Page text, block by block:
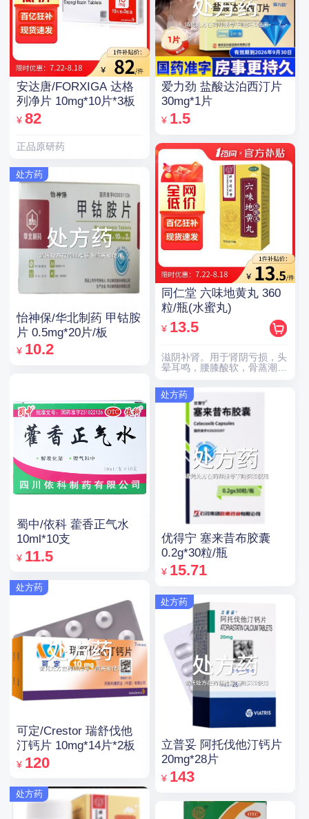
安达唐/FORXIGA 达格
列净片 10mg*10片*3板
¥ 82
正品原研药
处方药
怡神保/华北制药 甲钴胺
片 0.5mg*20片/板
¥ 10.2
蜀中/依科 藿香正气水
10ml*10支
¥ 11.5
处方药
可定/Crestor 瑞舒伐他
汀钙片 10mg*14片*2板
¥ 120
处方药
爱力劲 盐酸达泊西汀片
30mg*1片
¥ 1.5
同仁堂 六味地黄丸 360
粒/瓶(水蜜丸)
¥ 13.5
滋阴补肾。用于肾阴亏损，头
晕耳鸣，腰膝酸软，骨蒸潮
处方药
优得宁 塞来昔布胶囊
0.2g*30粒/瓶
¥ 15.71
处方药
立普妥 阿托伐他汀钙片
20mg*28片
¥ 143